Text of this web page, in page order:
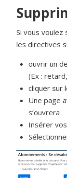
Si vous
les directives
ouvrir un
(Ex :
cliquer sur
Une page
s’ouvrera
Insérer